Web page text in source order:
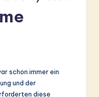
schon immer ein
und der
diese